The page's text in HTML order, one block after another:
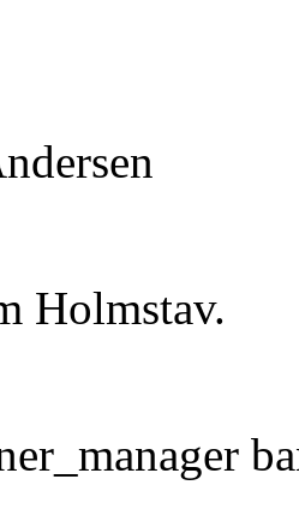
Holmstav.